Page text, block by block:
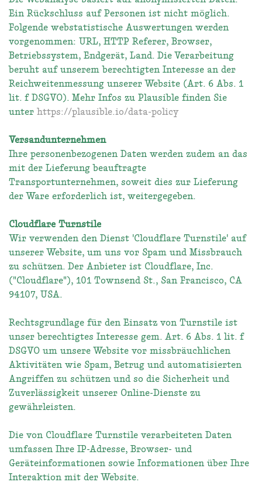
Ein Rückschluss auf Personen ist nicht möglich.
Folgende webstatistische Auswertungen werden
vorgenommen: URL, HTTP Referer, Browser,
Betriebssystem, Endgerät, Land. Die Verarbeitung
beruht auf unserem berechtigten Interesse an der
Reichweitenmessung unserer Website (Art. 6 Abs. 1
lit. f DSGVO). Mehr Infos zu Plausible finden Sie
unter https://plausible.io/data-policy
Versandunternehmen
Ihre personenbezogenen Daten werden zudem an das
mit der Lieferung beauftragte
Transportunternehmen, soweit dies zur Lieferung
der Ware erforderlich ist, weitergegeben.
Cloudflare Turnstile
Wir verwenden den Dienst 'Cloudflare Turnstile' auf
unserer Website, um uns vor Spam und Missbrauch
zu schützen. Der Anbieter ist Cloudflare, Inc.
("Cloudflare"), 101 Townsend St., San Francisco, CA
94107, USA.
Rechtsgrundlage für den Einsatz von Turnstile ist
unser berechtigtes Interesse gem. Art. 6 Abs. 1 lit. f
DSGVO um unsere Website vor missbräuchlichen
Aktivitäten wie Spam, Betrug und automatisierten
Angriffen zu schützen und so die Sicherheit und
Zuverlässigkeit unserer Online-Dienste zu
gewährleisten.
Die von Cloudflare Turnstile verarbeiteten Daten
umfassen Ihre IP-Adresse, Browser- und
Geräteinformationen sowie Informationen über Ihre
Interaktion mit der Website.